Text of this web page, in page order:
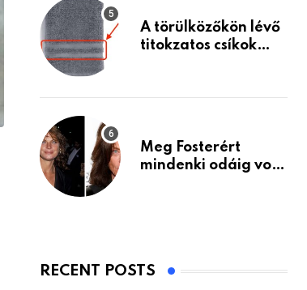
A törülközőkön lévő
titokzatos csíkok
Meg Fosterért
mindenki odáig volt
RECENT POSTS